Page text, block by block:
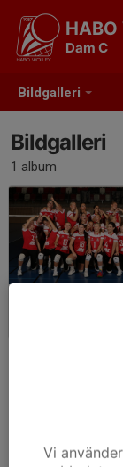
Bildgalleri
HABO
Dam C
Bildgalleri
1 album
Vi